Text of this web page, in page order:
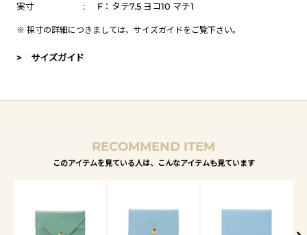
実寸
: F：タテ7.5 ヨコ10 マチ1
※ 採寸の詳細につきましては、 サイズガイドをご覧下さい。
> サイズガイド
RECOMMEND ITEM
このアイテムを見ている人は、こんなアイテムも見ています